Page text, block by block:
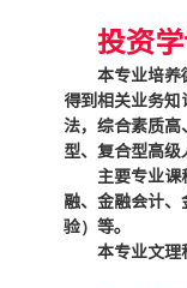
投资
本专业培养
得到相关业务
法，综合素质
型、复合型高级
主要专业
融、金融会计
验）等。
本专业文理